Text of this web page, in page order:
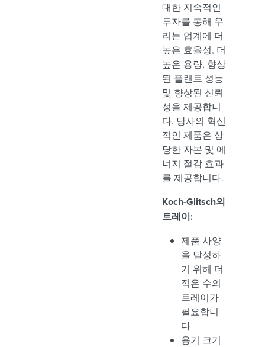
대한 지속적인
투자를 통해 우
리는 업계에 더
높은 효율성, 더
높은 용량, 향상
된 플랜트 성능
및 향상된 신뢰
성을 제공합니
다. 당사의 혁신
적인 제품은 상
당한 자본 및 에
너지 절감 효과
를 제공합니다.
Koch-Glitsch의
트레이:
제품 사양
을 달성하
기 위해 더
적은 수의
트레이가
필요합니
다
용기 크기